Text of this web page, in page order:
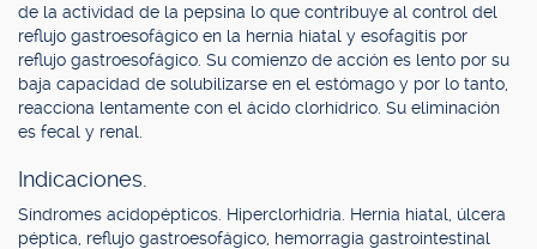
de la actividad de la pepsina lo que contribuye al control del
reflujo gastroesofágico en la hernia hiatal y esofagitis por
reflujo gastroesofágico. Su comienzo de acción es lento por su
baja capacidad de solubilizarse en el estómago y por lo tanto,
reacciona lentamente con el ácido clorhídrico. Su eliminación
es fecal y renal.
Indicaciones.
Síndromes acidopépticos. Hiperclorhidria. Hernia hiatal, úlcera
péptica, reflujo gastroesofágico, hemorragia gastrointestinal